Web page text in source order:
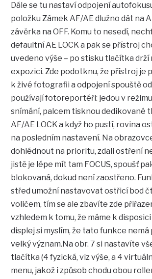
Dále se tu nastaví odpojení
položku Zámek AF/AE dlužno dát na
závěrka na OFF. Komu to nesedí,
defaultní AE LOCK a pak se přístroj
uvedeno výše – po stisku tlačítka drží
expozici. Zde podotknu, že přístroj je
k živé fotografii a odpojení spouště
používají fotoreportéři: jedou v
snímání, palcem tisknou dedikované
AF/AE LOCK a když ho pustí, rovina
na posledním nastavení. Na
dohlédnout na prioritu, zdali ostření
jistě je lépe mít tam FOCUS, spoušť
blokovaná, dokud není zaostřeno.
střed umožní nastavovat ostřicí bod
voličem, tím se ale zbavíte zde
vzhledem k tomu, že máme k
displej si myslím, že tato funkce nemá
velký význam.Na obr. 7 si nastavíte
tlačítka (4 fyzická, viz výše, a 4
menu, jakož i způsob chodu obou